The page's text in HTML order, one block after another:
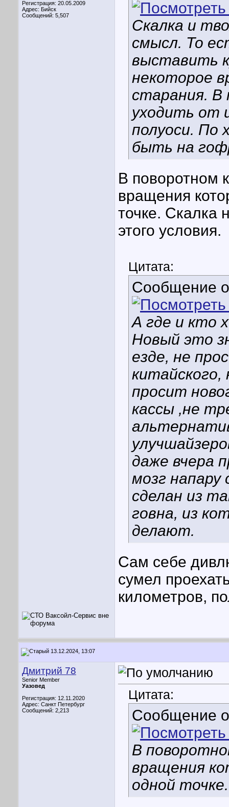
Регистрация: 20.05.2009
Адрес: Бийск
Сообщений: 5,507
Скалка и
смысл. То
выставить
некоторое
старания. В
уходить от
полуоси. По
быть на
В поворотном
вращения
точке. Скалка
этого условия.
Цитата:
Сообщение
А где и кто
Новый это
езде, не
просит
кассы ,не
даже вчера
мозг
сделан из
говна, из
делают.
Сам себе
сумел
километров,
13.12.2024, 13:07
Дмитрий 78
Senior Member
Уазовед
Регистрация: 12.11.2020
Адрес: Санкт Петербург
Сообщений: 2,213
Цитата:
Сообщение
В
вращения
одной точке.